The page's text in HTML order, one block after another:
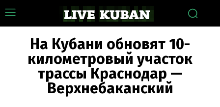
На Кубани обновят 10-
километровый участок
трассы Краснодар —
Верхнебаканский